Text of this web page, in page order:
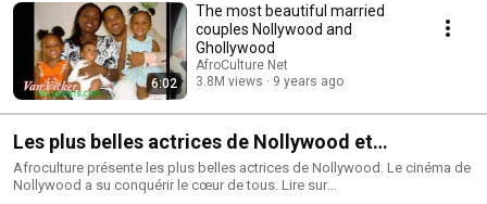
6:02
The most beautiful married
couples Nollywood and
Ghollywood
AfroCulture Net
3.8M views
9 years ago
Les plus belles actrices de Nollywood et
Ghallywood
Afroculture présente les plus belles actrices de Nollywood. Le cinéma de
Nollywood a su conquérir le cœur de tous. Lire sur